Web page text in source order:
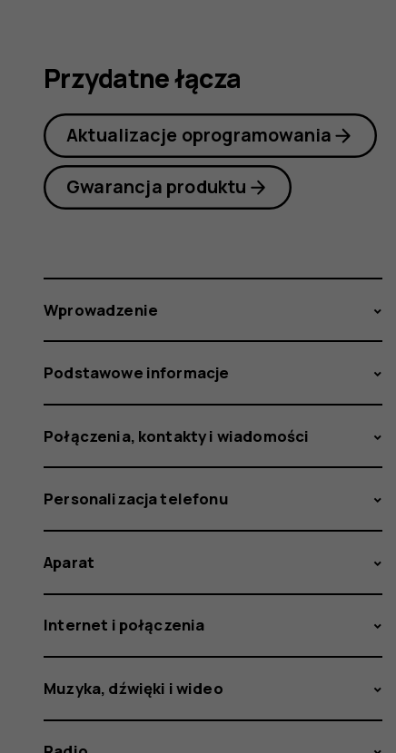
Przydatne łącza
Aktualizacje oprogramowania
Gwarancja produktu
Wprowadzenie
Podstawowe informacje
Połączenia, kontakty i wiadomości
Personalizacja telefonu
Aparat
Internet i połączenia
Muzyka, dźwięki i wideo